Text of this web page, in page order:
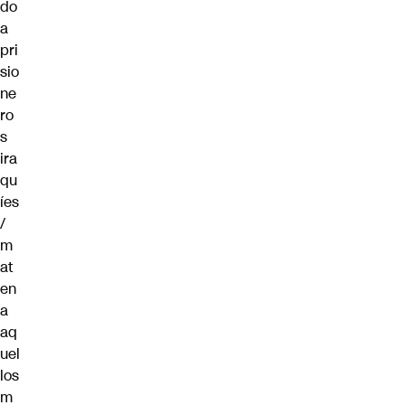
do
a
pri
sio
ne
ro
s
ira
qu
íes
/
m
at
en
a
aq
uel
los
m